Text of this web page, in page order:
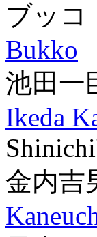
ブッコ
Bukko
池田一
Ikeda
金内吉